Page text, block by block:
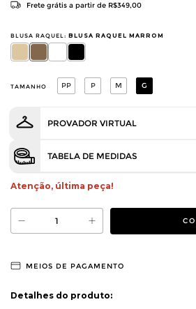
Frete grátis a partir de R$349,00
BLUSA RAQUEL: BLUSA RAQUEL MARROM
TAMANHO PP P M G
PROVADOR VIRTUAL
TABELA DE MEDIDAS
Atenção, última peça!
MEIOS DE PAGAMENTO
Detalhes do produto: